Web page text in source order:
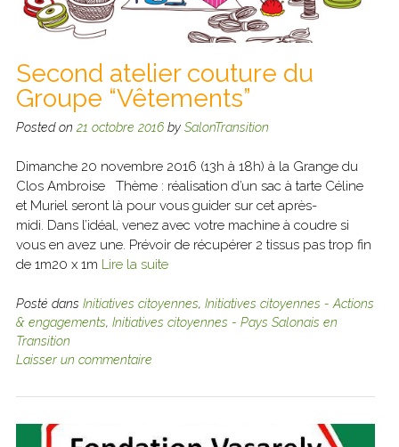
Second atelier couture du
Groupe “Vêtements”
Posted on 21 octobre 2016by SalonTransition
Dimanche 20 novembre 2016 (13h à 18h) à la Grange du
Clos Ambroise Thème : réalisation d’un sac à tarte Céline
et Muriel seront là pour vous guider sur cet après-
midi. Dans l’idéal, venez avec votre machine à coudre si
vous en avez une. Prévoir de récupérer 2 tissus pas trop fin
de 1m20 x 1m Lire la suite
Posté dans Initiatives citoyennes, Initiatives citoyennes - Actions
& engagements, Initiatives citoyennes - Pays Salonais en
Transition
Laisser un commentaire